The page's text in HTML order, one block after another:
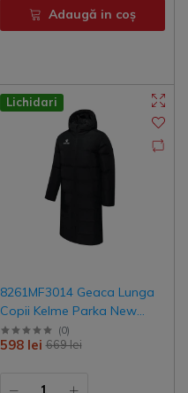
Adaugă in coş
Lichidari
8261MF3014 Geaca Lunga
Copii Kelme Parka New
Lince
(0)
669 lei
598 lei